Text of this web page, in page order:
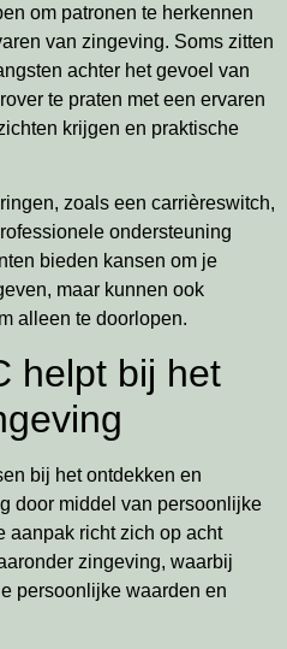
om patronen te herkennen
van zingeving. Soms zitten
achter het gevoel van
te praten met een ervaren
krijgen en praktische
zoals een carrièreswitch,
ondersteuning
bieden kansen om je
maar kunnen ook
alleen te doorlopen.
helpt bij het
bij het ontdekken en
door middel van persoonlijke
aanpak richt zich op acht
zingeving, waarbij
persoonlijke waarden en